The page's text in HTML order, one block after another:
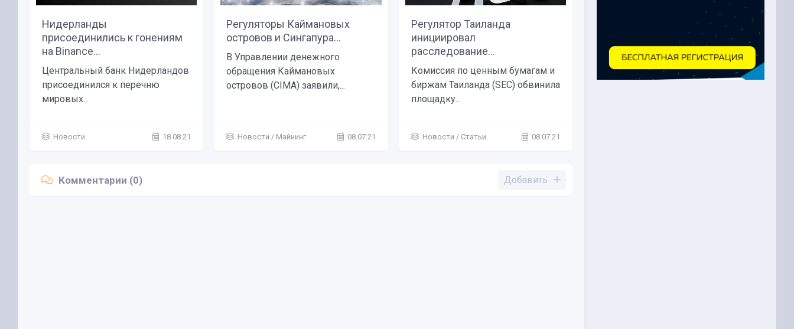
Нидерланды
присоединились к гонениям
на Binance...
Центральный банк Нидерландов
присоединился к перечню
мировых...
Новости 18.08.21
Регуляторы Каймановых
островов и Сингапура...
В Управлении денежного
обращения Каймановых
островов (CIMA) заявили,...
Новости / Майнинг 08.07.21
Регулятор Таиланда
инициировал
расследование...
Комиссия по ценным бумагам и
биржам Таиланда (SEC) обвинила
площадку...
Новости / Статьи 08.07.21
MAS Сингапура временно
криптовалютные...
Денежно-кредитное управление
Комментарии (0) Добавить